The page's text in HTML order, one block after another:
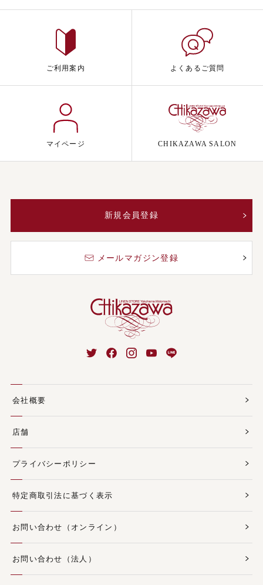
ご利用案内 よくあるご質問
マイページ CHIKAZAWA SALON
新規会員登録
メールマガジン登録
会社概要
店舗
プライバシーポリシー
特定商取引法に基づく表示
お問い合わせ（オンライン）
お問い合わせ（法人）